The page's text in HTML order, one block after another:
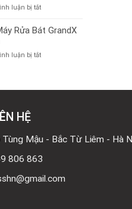
2026:
Nghệ
Hướng
Hiệu
luận bị tắtở
sánh
Smooth
HS25-
540
Rửa Bát GrandX
luận bị tắtở
Bosch
HỆ
Mậu - Bắc Từ Liêm - Hà
806 863